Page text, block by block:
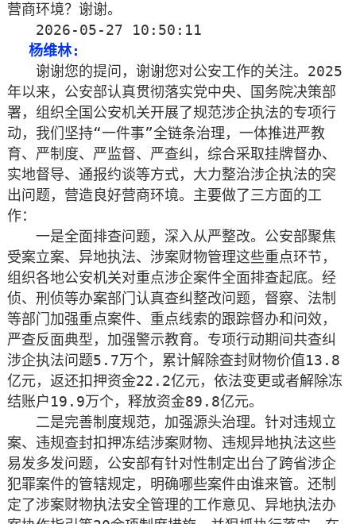
营商环境？谢谢。
2026-05-27 10:50:11
杨维林:
谢谢您的提问，谢谢您对公安工作的关注。2025
年以来，公安部认真贯彻落实党中央、国务院决策部
署，组织全国公安机关开展了规范涉企执法的专项行
动，我们坚持“一件事”全链条治理，一体推进严教
育、严制度、严监督、严查纠，综合采取挂牌督办、
实地督导、通报约谈等方式，大力整治涉企执法的突
出问题，营造良好营商环境。主要做了三方面的工
作：
一是全面排查问题，深入从严整改。公安部聚焦
受案立案、异地执法、涉案财物管理这些重点环节，
组织各地公安机关对重点涉企案件全面排查起底。经
侦、刑侦等办案部门认真查纠整改问题，督察、法制
等部门加强重点案件、重点线索的跟踪督办和问效，
严查反面典型，加强警示教育。专项行动期间共查纠
涉企执法问题5.7万个，累计解除查封财物价值13.8
亿元，返还扣押资金22.2亿元，依法变更或者解除冻
结账户19.9万个，释放资金89.8亿元。
二是完善制度规范，加强源头治理。针对违规立
案、违规查封扣押冻结涉案财物、违规异地执法这些
易发多发问题，公安部有针对性制定出台了跨省涉企
犯罪案件的管辖规定，明确哪些案件由谁来管。还制
定了涉案财物执法安全管理的工作意见、异地执法办